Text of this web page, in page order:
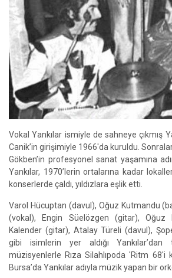
Vokal Yankılar ismiyle de sahneye çıkmış
Canik’in girişimiyle 1966'da kuruldu.
Gökben’in profesyonel sanat yaşamına
Yankılar, 1970’lerin ortalarına kadar
konserlerde çaldı, yıldızlara eşlik etti.
Varol Hücuptan (davul), Oğuz Kutmandu
(vokal), Engin Süelözgen (gitar), Oğuz
Kalender (gitar), Atalay Türeli (davul),
gibi isimlerin yer aldığı
müzisyenlerle Rıza Silahlıpoda 'Ritm 68'i
Bursa’da Yankılar adıyla müzik yapan bir